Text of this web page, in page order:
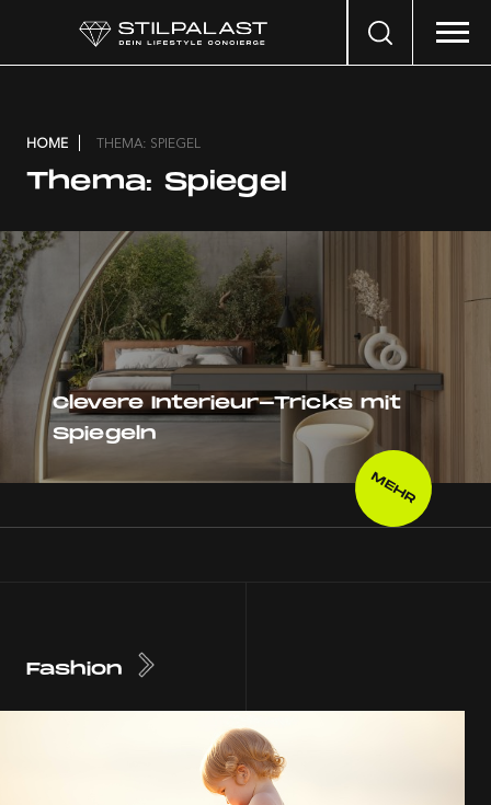
Search
HOME THEMA: SPIEGEL
Thema: Spiegel
Clevere Interieur-Tricks mit
Spiegeln
MEHR
Fashion